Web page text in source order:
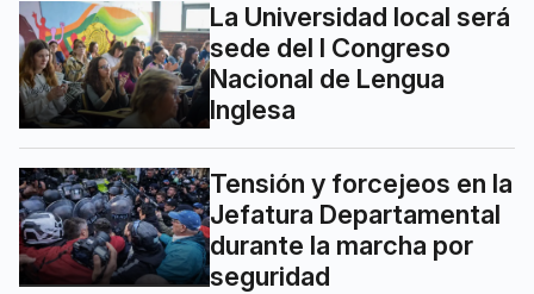
La Universidad local será
sede del I Congreso
Nacional de Lengua
Inglesa
Tensión y forcejeos en la
Jefatura Departamental
durante la marcha por
seguridad